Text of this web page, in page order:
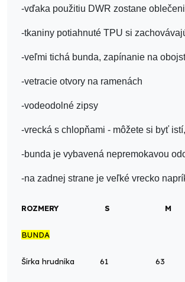
-vďaka použitiu DWR zostane
-tkaniny potiahnuté TPU si
-veľmi tichá bunda, zapínanie na
-vetracie otvory na ramenách
-vodeodolné zipsy
-vrecká s chlopňami - môžete si byť
-bunda je vybavená nepremokavou
-na zadnej strane je veľké vrecko
ROZMERY S M
BUNDA
Šírka hrudníka 61 63